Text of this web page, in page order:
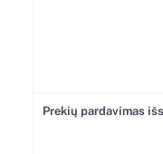
Prekių pardavimas